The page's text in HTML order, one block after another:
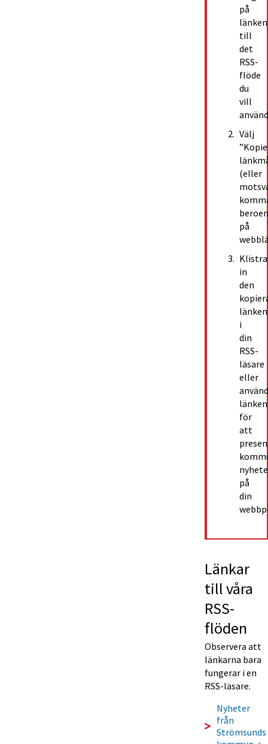
på
länken
till
det
RSS-
flöde
du
vill
Välj
(eller
på
Klistra
in
den
länken
i
din
RSS-
läsare
eller
länken
för
att
på
din
Länkar
till våra
RSS-
flöden
Observera att
länkarna bara
fungerar i en
RSS-läsare.
Nyheter
från
Strömsunds